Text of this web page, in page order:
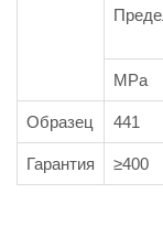
MPa
Образец 441
Гарантия ≥400